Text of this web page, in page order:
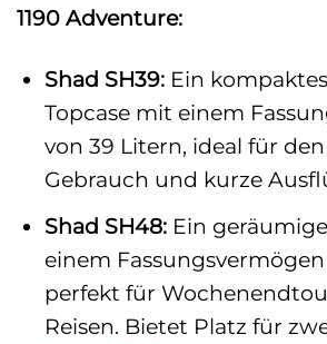
1190 Adventure:
Shad SH39:Ein
Topcase mit einem
von 39 Litern, ideal für
Gebrauch und kurze
Shad SH48:Ein
einem
perfekt für
Reisen. Bietet Platz für